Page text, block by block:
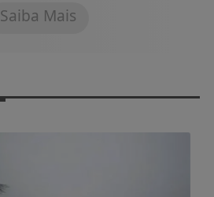
Saiba Mais